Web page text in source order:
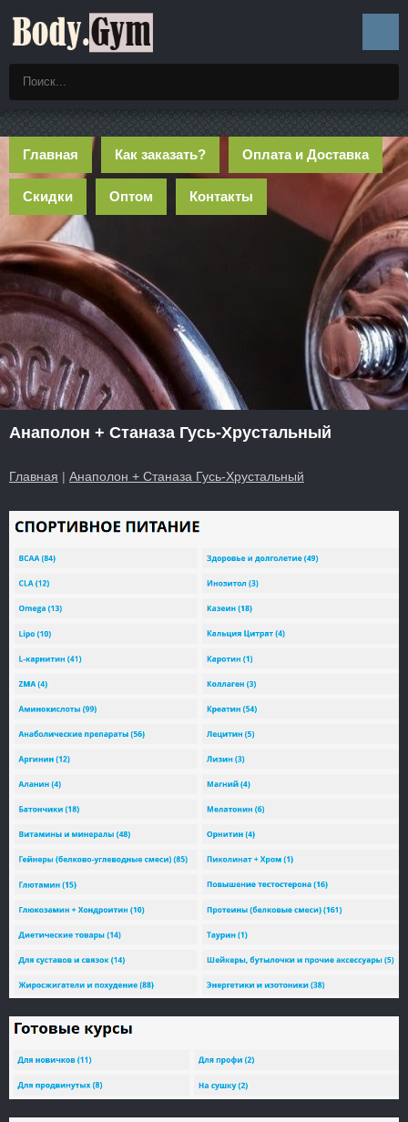
Главная Как заказать? Оплата и Доставка
Скидки Оптом Контакты
Анаполон + Станаза Гусь-Хрустальный
Главная | Анаполон + Станаза Гусь-Хрустальный